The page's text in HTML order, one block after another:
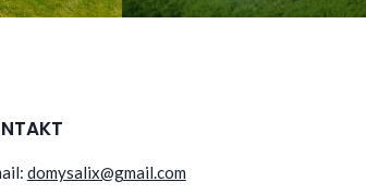
domysalix@gmail.com